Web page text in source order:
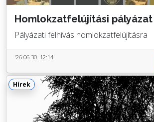
Homlokzatfelújítási pályázat
Pályázati felhívás homlokzatfelújításra
'26.06.30. 12:14
Hírek